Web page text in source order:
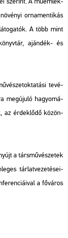
or­na­men­ti­kás
A több mint
aján­dék- és
te­vé­
meg­úju­ló ha­gyo­má­
az ér­dek­lő­dő kö­zön­
a társ­mű­vé­sze­tek
tár­lat­ve­ze­té­se­i­
a fő­vá­ros